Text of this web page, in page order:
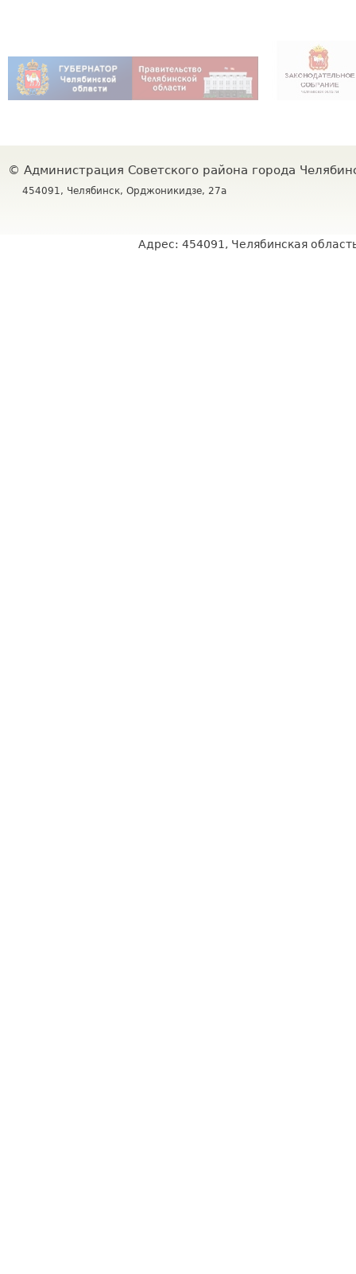
© Администрация Советского района города
454091, Челябинск, Орджоникидзе, 27а
Адрес: 454091, Челябинская